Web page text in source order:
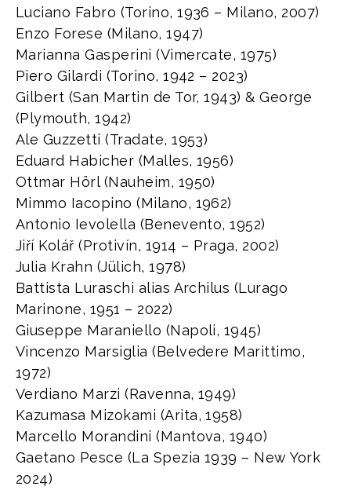
Luciano Fabro (Torino, 1936 – Milano, 2007)
Enzo Forese (Milano, 1947)
Marianna Gasperini (Vimercate, 1975)
Piero Gilardi (Torino, 1942 – 2023)
Gilbert (San Martin de Tor, 1943) & George
(Plymouth, 1942)
Ale Guzzetti (Tradate, 1953)
Eduard Habicher (Malles, 1956)
Ottmar Hörl (Nauheim, 1950)
Mimmo Iacopino (Milano, 1962)
Antonio Ievolella (Benevento, 1952)
Jiří Kolář (Protivín, 1914 – Praga, 2002)
Julia Krahn (Jülich, 1978)
Battista Luraschi alias Archilus (Lurago
Marinone, 1951 – 2022)
Giuseppe Maraniello (Napoli, 1945)
Vincenzo Marsiglia (Belvedere Marittimo,
1972)
Verdiano Marzi (Ravenna, 1949)
Kazumasa Mizokami (Arita, 1958)
Marcello Morandini (Mantova, 1940)
Gaetano Pesce (La Spezia 1939 – New York
2024)